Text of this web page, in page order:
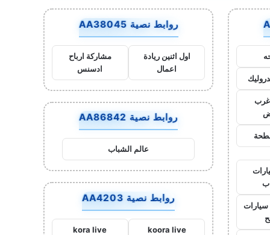
روابط نصية AA38045
اول اثنين ريادة
اعمال
مشاركة ارباح
ادسنس
روابط نصية AA86842
عالم الشباب
روابط نصية AA4203
koora live
kora live